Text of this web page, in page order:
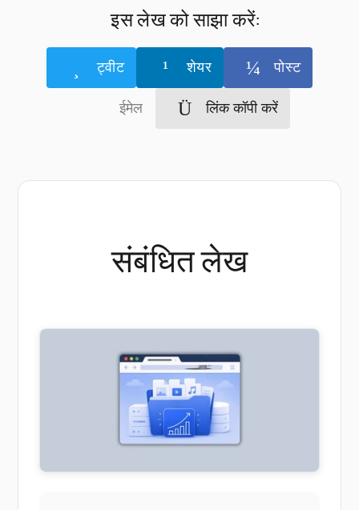
इस लेख को साझा करें:
ट्वीट शेयर पोस्ट
ईमेल लिंक कॉपी करें
संबंधित लेख